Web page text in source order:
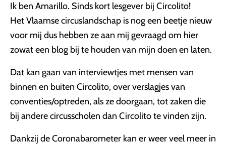
Ik ben Amarillo. Sinds kort lesgever bij Circolito!
Het Vlaamse circuslandschap is nog een beetje nieuw
voor mij dus hebben ze aan mij gevraagd om hier
zowat een blog bij te houden van mijn doen en laten.
Dat kan gaan van interviewtjes met mensen van
binnen en buiten Circolito, over verslagjes van
conventies/optreden, als ze doorgaan, tot zaken die
bij andere circusscholen dan Circolito te vinden zijn.
Dankzij de Coronabarometer kan er weer veel meer in